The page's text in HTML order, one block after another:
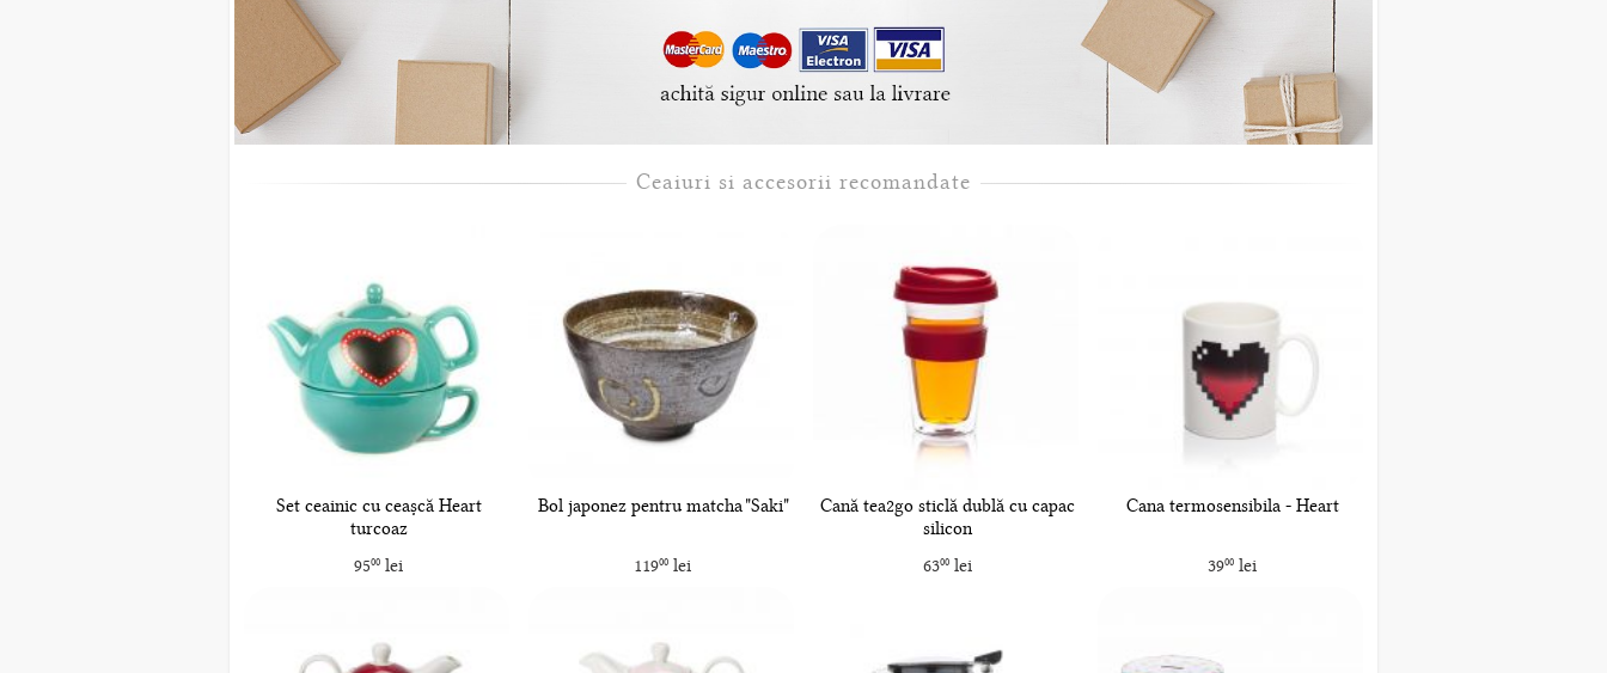
Ceaiuri si accesorii recomandate
Set ceainic cu ceașcă Heart
turcoaz
9500lei
Bol japonez pentru matcha "Saki"
11900 lei
Cană tea2go sticlă dublă cu capac
silicon
6300lei
Cana termosensibila - Heart
3900lei